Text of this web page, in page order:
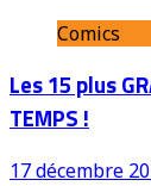
Comics
Les 15 plus
TEMPS !
17 décembre